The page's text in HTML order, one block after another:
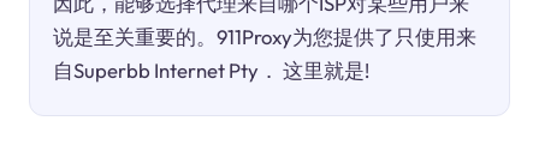
说是至关重要的。911Proxy为您提供了只使用来
自Superbb Internet Pty． 这里就是!